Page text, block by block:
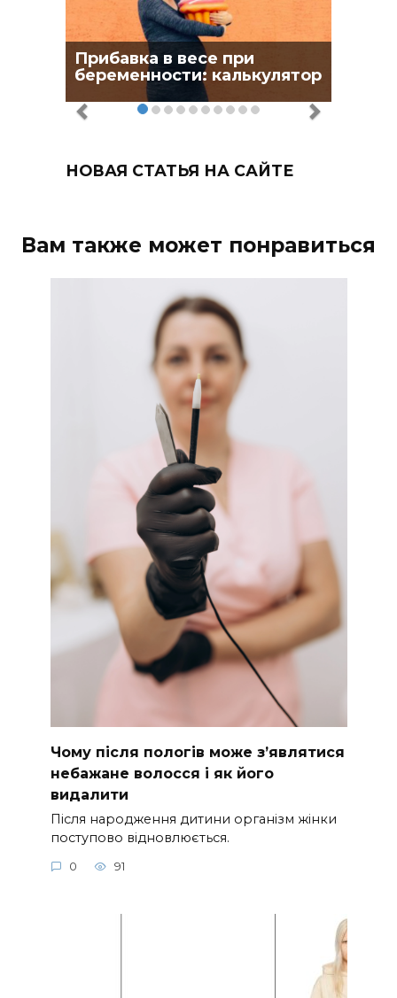
Прибавка в весе при
беременности: калькулятор
НОВАЯ СТАТЬЯ НА САЙТЕ
Вам также может понравиться
Чому після пологів може з’являтися
небажане волосся і як його
видалити
Після народження дитини організм жінки
поступово відновлюється.
0 91